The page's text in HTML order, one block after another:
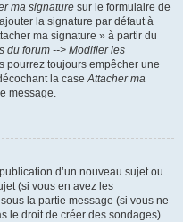
ma signature sur le formulaire de
la signature par défaut à
ma signature » à partir du
du forum --> Modifier les
pourrez toujours empêcher une
la caseAttacher ma
message.
d’un nouveau sujet ou
(si vous en avez les
sous la partie message (si vous ne
le droit de créer des sondages).